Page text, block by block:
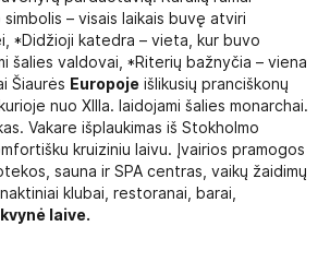
– visais laikais buvę atviri
*Didžioji katedra – vieta, kur buvo
šalies valdovai, *Riterių bažnyčia – viena
Šiaurės Europoje išlikusių pranciškonų
nuo XIIIa. laidojami šalies monarchai.
Vakare išplaukimas iš Stokholmo
kruiziniu laivu. Įvairios pramogos
sauna ir SPA centras, vaikų žaidimų
klubai, restoranai, barai,
laive.